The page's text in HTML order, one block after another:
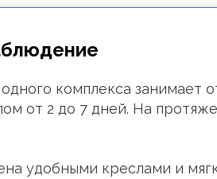
комплекса занимает
от 2 до 7 дней. На
удобными креслами и